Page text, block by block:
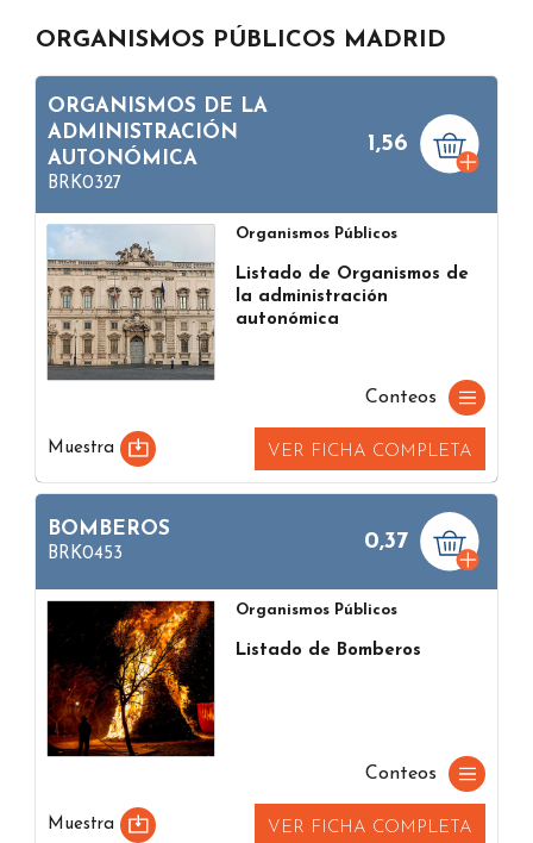
ORGANISMOS PÚBLICOS MADRID
ORGANISMOS DE LA
ADMINISTRACIÓN
AUTONÓMICA
BRK0327
1,56
Organismos Públicos
Listado de Organismos de
la administración
autonómica
Conteos
Muestra VER FICHA COMPLETA
BOMBEROS
BRK0453
0,37
Organismos Públicos
Listado de Bomberos
Conteos
Muestra VER FICHA COMPLETA